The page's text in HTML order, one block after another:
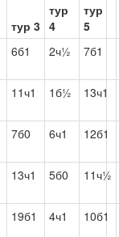
тур 3
тур
4
тур
5
6б1 2ч½ 7б1
11ч1 1б½ 13ч1
7б0 6ч1 12б1
13ч1 5б0 11ч½
19б1 4ч1 10б1